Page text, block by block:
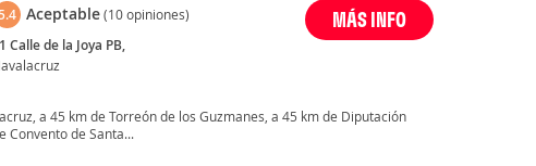
Aceptable(10 opiniones)
Calle de la Joya PB,
MÁS INFO
a 45 km de Torreón de los Guzmanes, a 45 km de Diputación
Convento de Santa...